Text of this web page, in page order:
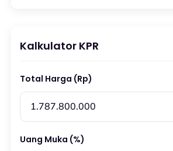
Kalkulator KPR
Total Harga (Rp)
Uang Muka (%)